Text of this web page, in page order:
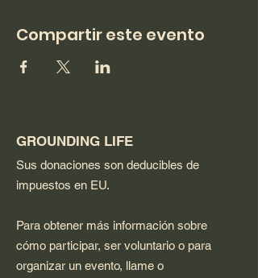
Compartir este evento
GROUNDING LIFE
Sus donaciones son deducibles de
impuestos en EU.
Para obtener más información sobre
cómo participar, ser voluntario o para
organizar un evento, llame o